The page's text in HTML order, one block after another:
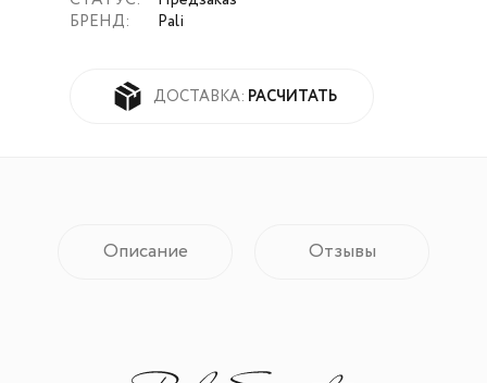
БРЕНД:
Pali
ДОСТАВКА: РАСЧИТАТЬ
Описание Отзывы